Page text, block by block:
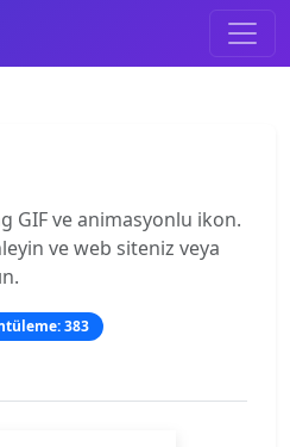
GIF ve animasyonlu ikon.
ve web siteniz veya
383